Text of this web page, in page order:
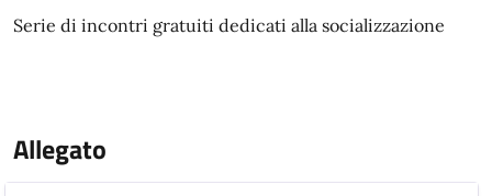
Serie di incontri gratuiti dedicati alla socializzazione
Allegato